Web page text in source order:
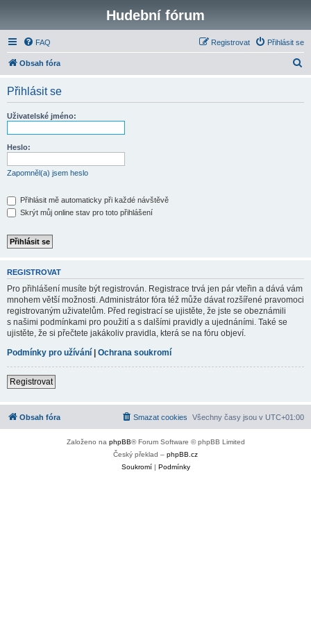
Hudební fórum
FAQ Přihlásit se
Registrovat
Obsah fóra
Přihlásit se
Uživatelské jméno:
Heslo:
Zapomněl(a) jsem heslo
Přihlásit mě automaticky při každé návštěvě
Skrýt můj online stav pro toto přihlášení
REGISTROVAT
Pro přihlášení musíte být registrován. Registrace trvá jen pár vteřin a dává vám
mnohem větší možnosti. Administrátor fóra též může dávat rozšířené pravomoci
registrovaným uživatelům. Před registrací se ujistěte, že jste se obeznámili
s našimi podmínkami pro použití a s dalšími pravidly a ujednáními. Také se
ujistěte, že si přečtete jakákoliv pravidla, která se na fóru objeví.
Podmínky pro užívání | Ochrana soukromí
Registrovat
Obsah fóra Všechny časy jsou v UTC+01:00
Smazat cookies
Založeno na phpBB® Forum Software © phpBB Limited
Český překlad – phpBB.cz
Soukromí| Podmínky